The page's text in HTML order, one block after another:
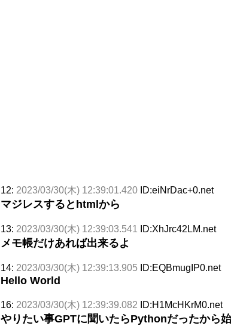
12: 2023/03/30(木) 12:39:01.420 ID:eiNrDac+0.net
マジレスするとhtmlから
13: 2023/03/30(木) 12:39:03.541 ID:XhJrc42LM.net
メモ帳だけあれば出来るよ
14: 2023/03/30(木) 12:39:13.905 ID:EQBmugIP0.net
Hello World
16: 2023/03/30(木) 12:39:39.082 ID:H1McHKrM0.net
やりたい事GPTに聞いたらPythonだったから